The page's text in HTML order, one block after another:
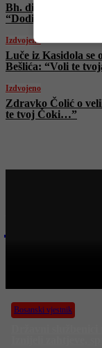
Bh. dijaspora
“Dodik gura BiH u
Izdvojeno
Luče iz Kasidola se
Bešlića: “Voli te
Izdvojeno
Zdravko Čolić o
te tvoj Čoki…”
Bosanski vjestnik